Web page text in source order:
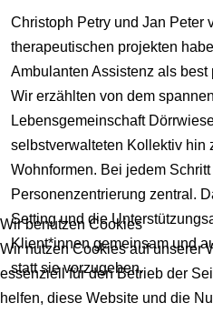
Christoph Petry und Jan Peter
therapeutischen projekten
Ambulanten Assistenz als
Wir erzählten von dem
Lebensgemeinschaft
selbstverwalteten Kollektiv hin
Wohnformen. Bei jedem
Personenzentrierung zentral.
Setting und die
Klient*innen gemeinsam und
statt sie vorzugeben.
Wir benutzen Cookies
Wir nutzen Cookies auf unserer
essenziell für den Betrieb der
helfen, diese Website und die